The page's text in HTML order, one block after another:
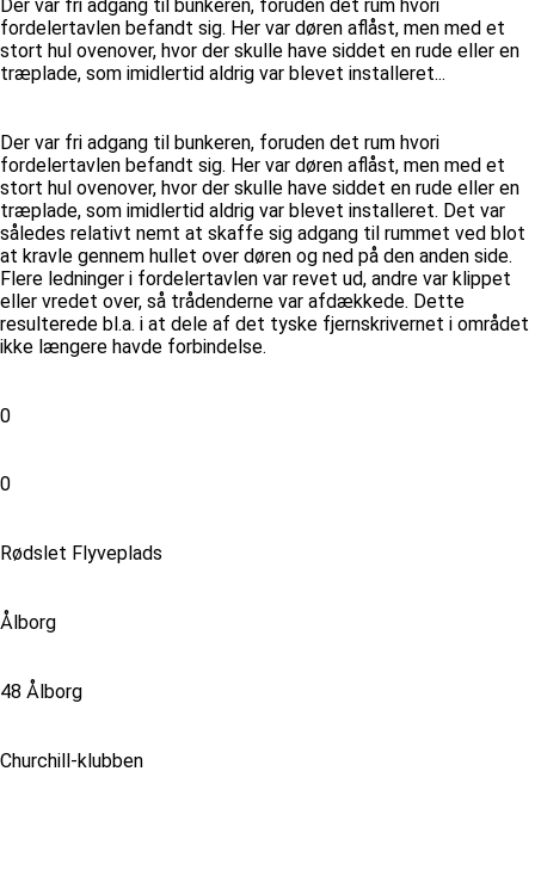
Der var fri adgang til bunkeren, foruden det rum hvori
fordelertavlen befandt sig. Her var døren aflåst, men med et
stort hul ovenover, hvor der skulle have siddet en rude eller en
træplade, som imidlertid aldrig var blevet installeret...
Der var fri adgang til bunkeren, foruden det rum hvori
fordelertavlen befandt sig. Her var døren aflåst, men med et
stort hul ovenover, hvor der skulle have siddet en rude eller en
træplade, som imidlertid aldrig var blevet installeret. Det var
således relativt nemt at skaffe sig adgang til rummet ved blot
at kravle gennem hullet over døren og ned på den anden side.
Flere ledninger i fordelertavlen var revet ud, andre var klippet
eller vredet over, så trådenderne var afdækkede. Dette
resulterede bl.a. i at dele af det tyske fjernskrivernet i området
ikke længere havde forbindelse.
0
0
Rødslet Flyveplads
Ålborg
48 Ålborg
Churchill-klubben